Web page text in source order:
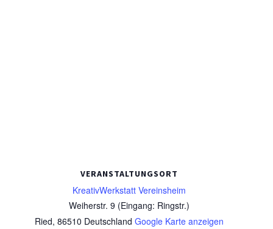
VERANSTALTUNGSORT
KreativWerkstatt Vereinsheim
Weiherstr. 9 (Eingang: Ringstr.)
Ried, 86510 Deutschland Google Karte anzeigen